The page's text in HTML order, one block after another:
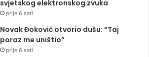
svjetskog elektronskog zvuka
prije 6 sati
Novak Đoković otvorio dušu: “Taj
poraz me uništio”
prije 6 sati